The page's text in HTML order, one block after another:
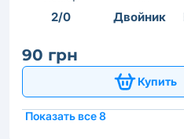
2/0 Двойник
90 грн
Купить
Показать все 8